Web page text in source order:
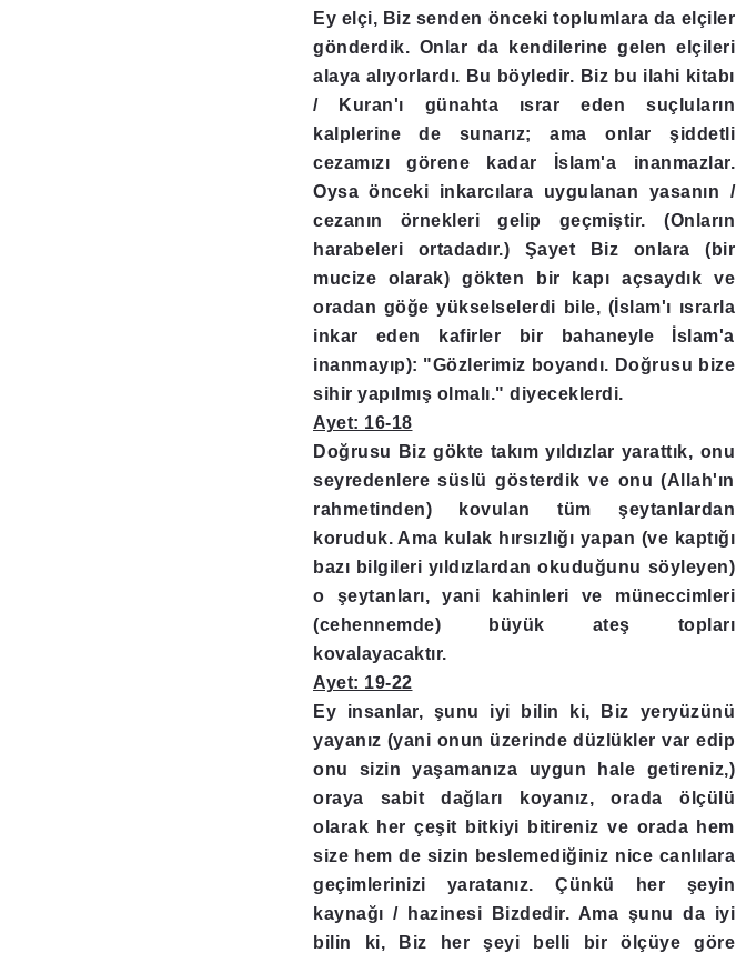
Ey elçi, Biz senden önceki toplumlara da elçiler
gönderdik. Onlar da kendilerine gelen elçileri
alaya alıyorlardı. Bu böyledir. Biz bu ilahi kitabı
/ Kuran'ı günahta ısrar eden suçluların
kalplerine de sunarız; ama onlar şiddetli
cezamızı görene kadar İslam'a inanmazlar.
Oysa önceki inkarcılara uygulanan yasanın /
cezanın örnekleri gelip geçmiştir. (Onların
harabeleri ortadadır.) Şayet Biz onlara (bir
mucize olarak) gökten bir kapı açsaydık ve
oradan göğe yükselselerdi bile, (İslam'ı ısrarla
inkar eden kafirler bir bahaneyle İslam'a
inanmayıp): "Gözlerimiz boyandı. Doğrusu bize
sihir yapılmış olmalı." diyeceklerdi.
Ayet: 16-18
Doğrusu Biz gökte takım yıldızlar yarattık, onu
seyredenlere süslü gösterdik ve onu (Allah'ın
rahmetinden) kovulan tüm şeytanlardan
koruduk. Ama kulak hırsızlığı yapan (ve kaptığı
bazı bilgileri yıldızlardan okuduğunu söyleyen)
o şeytanları, yani kahinleri ve müneccimleri
(cehennemde) büyük ateş topları
kovalayacaktır.
Ayet: 19-22
Ey insanlar, şunu iyi bilin ki, Biz yeryüzünü
yayanız (yani onun üzerinde düzlükler var edip
onu sizin yaşamanıza uygun hale getireniz,)
oraya sabit dağları koyanız, orada ölçülü
olarak her çeşit bitkiyi bitireniz ve orada hem
size hem de sizin beslemediğiniz nice canlılara
geçimlerinizi yaratanız. Çünkü her şeyin
kaynağı / hazinesi Bizdedir. Ama şunu da iyi
bilin ki, Biz her şeyi belli bir ölçüye göre